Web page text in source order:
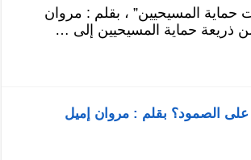
حماية المسيحيين” ، بقلم : مروان
ذريعة حماية المسيحيين إلى …
الصمود؟ بقلم : مروان إميل